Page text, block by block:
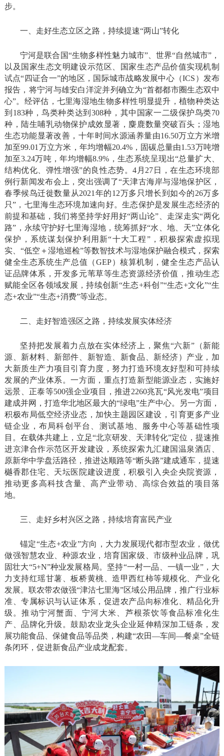
步。
一、走好生态立区之路，持续提速“两山”转化
宁河是联合国“生物多样性魅力城市”、世界“自然城市”，
以及国家生态文明建设示范区、国家生态产品价值实现机制
试点“四证合一”的地区，国际城市战略发展中心（ICS）发布
报告，将宁河与雄安白洋淀并列确立为“首都都市圈生态双中
心”。经评估，七里海湿地生物多样性明显提升，植物种类达
到183种，鸟类种类达到308种，其中国家一二级保护鸟类70
种，陆生哺乳动物保护成效显著，麋鹿数量突破百头；湿地
生态功能显著改善，十年时间水源涵养量由16.50万立方米增
加至99.01万立方米，年均增幅20.4%，固碳总量由1.53万吨增
加至3.24万吨，年均增幅8.9%，生态系统呈现出“总量扩大、
结构优化、弹性增强”的良性态势。4月27日，在生态环境部
例行新闻发布会上，突出强调了“天津古海岸与湿地保护区，
春季候鸟迁徙数量从2021年的12万多只增长到如今的26万多
只”，七里海生态环境加速向好。生态保护是发展生态经济的
前提和基础，我们将坚持学好用好“两山论”、走深走实“两化
路”，永续守护好七里海湿地，统筹抓好“水、地、天”立体化
保护，系统谋划保护利用新“十大工程”，积极探索虚拟现
实、“低空＋湿地巡检”等数智技术与湿地保护融合模式，探索
健全生态系统生产总值（GEP）核算机制，健全生态产品认
证品牌体系，开发多元苇草等生态资源经济价值，推动生态
赋能全区各领域发展，持续创新“生态+科创”“生态+文化”“生
态+农业”“生态+消费”等业态。
二、走好智造强区之路，持续发展实体经济
坚持把发展着力点放在实体经济上，聚焦“六新”（新能
源、新材料、新部件、新智造、新食品、新经济）产业，加
大新质生产力项目引育力度，努力打造环境友好型和可持续
发展的产业体系。一方面，重点打造新型能源业态，实施好
远景、正泰等500强企业项目，推进2260兆瓦“风光发电”项目
建成并网，打造华北地区最大的“绿电”生产中心。另一方面，
积极布局低空经济业态，加快主题园区建设，引育更多产业
链企业，布局科创平台、测试基地、服务中心等基础性项
目。在载体共建上，立足“北京研发、天津转化”定位，提速推
进京津合作示范区开发建设，系统探索九汇建国温泉酒店、
原新华中学盘活路径，推进达顺路等“断头路”建成通车，提速
樾香郡住宅、天坛医院建设进度，积极引入央企央院资源，
推动更多高科技含量、高产业带动、高综合效益的项目落
地。
三、走好乡村兴区之路，持续培育富民产业
锚定“生态+农业”方向，大力发展现代都市型农业，做优
做强智慧农业、种源农业，培育国家级、市级种业品牌，巩
固壮大“5+N”种业发展格局。坚持“一村一品、一镇一业”，大
力支持红瑶甘薯、板桥黄桃、造甲西红柿等规模化、产业化
发展。联农带农做强“津沽七里海”区域公用品牌，推广行业标
准、专属标识与认证体系，促进农产品向标准化、精品化升
级。推动宁河蟹面、宁河大米、芦根茶饮等食品标准化生
产、品牌化升级。鼓励农业龙头企业延伸精深加工链条，发
展功能食品、保健食品等品类，构建“农田—车间—餐桌”全链
条闭环，促进新食品产业成龙配套。